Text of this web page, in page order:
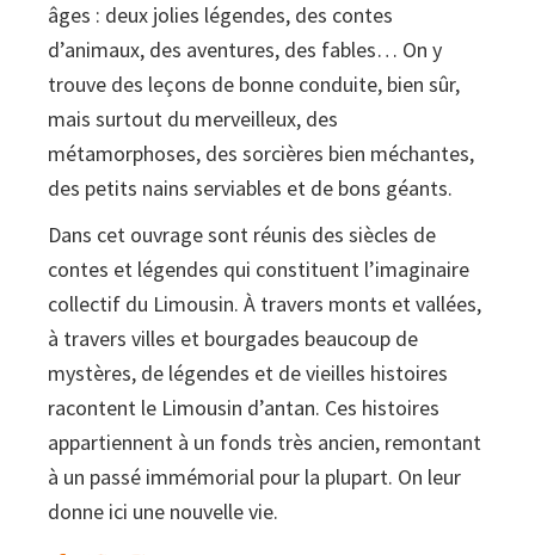
âges : deux jolies légendes, des contes
d’animaux, des aventures, des fables… On y
trouve des leçons de bonne conduite, bien sûr,
mais surtout du merveilleux, des
métamorphoses, des sorcières bien méchantes,
des petits nains serviables et de bons géants.
Dans cet ouvrage sont réunis des siècles de
contes et légendes qui constituent l’imaginaire
collectif du Limousin. À travers monts et vallées,
à travers villes et bourgades beaucoup de
mystères, de légendes et de vieilles histoires
racontent le Limousin d’antan. Ces histoires
appartiennent à un fonds très ancien, remontant
à un passé immémorial pour la plupart. On leur
donne ici une nouvelle vie.